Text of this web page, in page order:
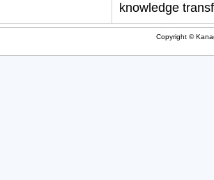
knowledge
Copyright ©